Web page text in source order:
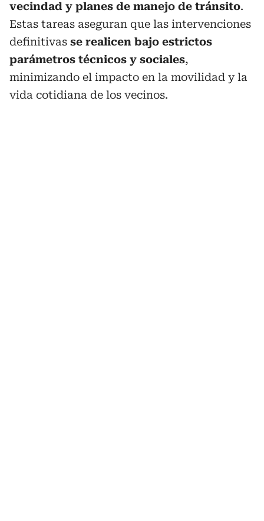
vecindad y planes de manejo de tránsito.
Estas tareas aseguran que las intervenciones
definitivas se realicen bajo estrictos
parámetros técnicos y sociales,
minimizando el impacto en la movilidad y la
vida cotidiana de los vecinos.